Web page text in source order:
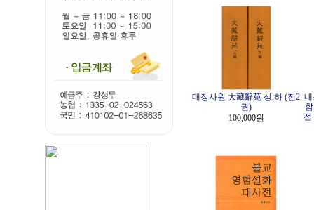
대장사원 大藏辭苑 상.하 (전2
권)
100,000원
내
전